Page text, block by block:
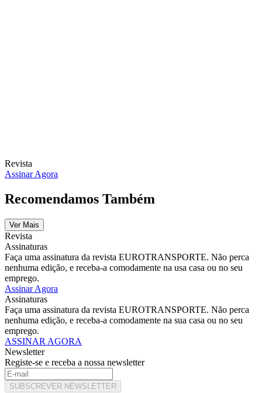
Revista
Assinar Agora
Recomendamos Também
Ver Mais
Revista
Assinaturas
Faça uma assinatura da revista EUROTRANSPORTE. Não perca
nenhuma edição, e receba-a comodamente na usa casa ou no seu
emprego.
Assinar Agora
Assinaturas
Faça uma assinatura da revista EUROTRANSPORTE. Não perca
nenhuma edição, e receba-a comodamente na sua casa ou no seu
emprego.
ASSINAR AGORA
Newsletter
Registe-se e receba a nossa newsletter
SUBSCREVER NEWSLETTER